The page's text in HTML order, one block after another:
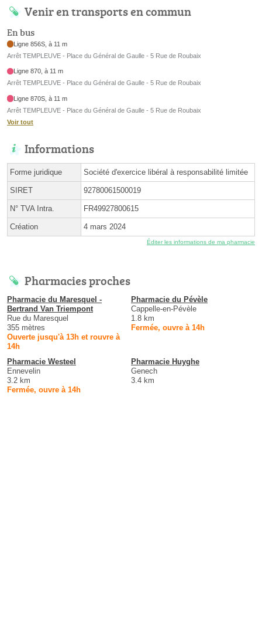
Venir en transports en commun
En bus
Ligne 856S, à 11 m
Arrêt TEMPLEUVE - Place du Général de Gaulle - 5 Rue de Roubaix
Ligne 870, à 11 m
Arrêt TEMPLEUVE - Place du Général de Gaulle - 5 Rue de Roubaix
Ligne 870S, à 11 m
Arrêt TEMPLEUVE - Place du Général de Gaulle - 5 Rue de Roubaix
Voir tout
Informations
Forme juridique Société d'exercice libéral à responsabilité limitée
SIRET 92780061500019
N° TVA Intra. FR49927800615
Création 4 mars 2024
Éditer les informations de ma pharmacie
Pharmacies proches
Pharmacie du Maresquel -
Bertrand Van Triempont
Rue du Maresquel
355 mètres
Ouverte jusqu'à 13h et rouvre à
14h
Pharmacie du Pévèle
Cappelle-en-Pévèle
1.8 km
Fermée, ouvre à 14h
Pharmacie Westeel
Ennevelin
3.2 km
Fermée, ouvre à 14h
Pharmacie Huyghe
Genech
3.4 km